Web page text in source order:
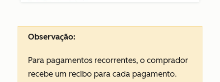
Observação:
Para pagamentos recorrentes, o comprador
recebe um recibo para cada pagamento.